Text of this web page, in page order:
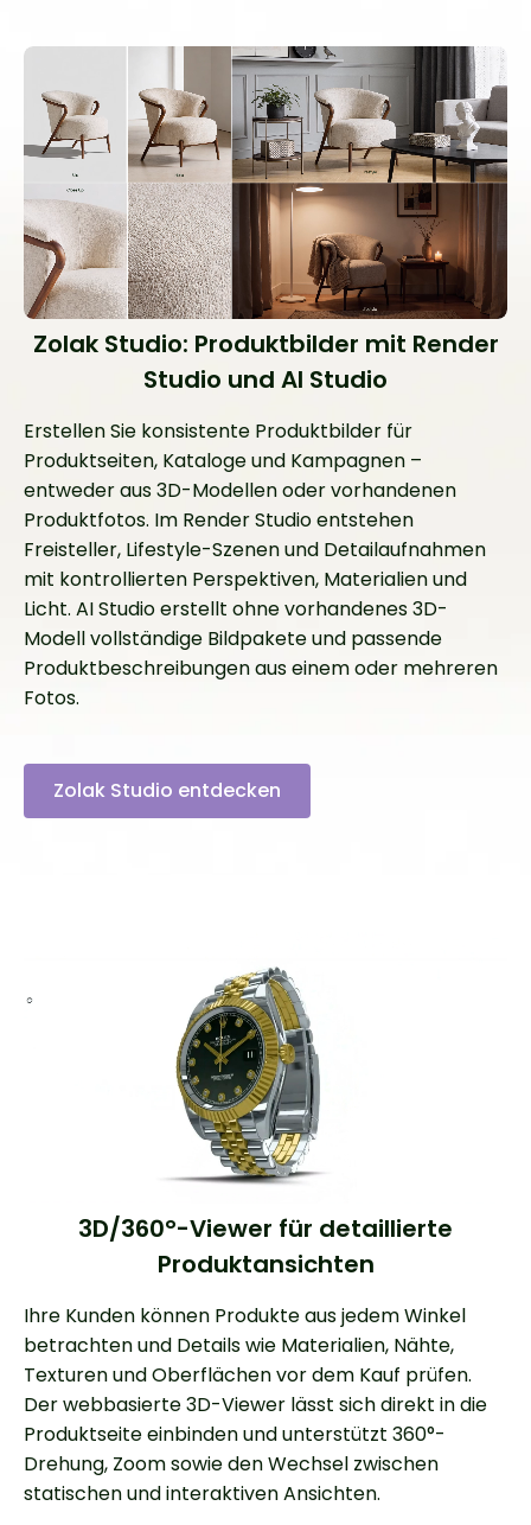
Zolak Studio: Produktbilder mit Render
Studio und AI Studio
Erstellen Sie konsistente Produktbilder für
Produktseiten, Kataloge und Kampagnen –
entweder aus 3D-Modellen oder vorhandenen
Produktfotos. Im Render Studio entstehen
Freisteller, Lifestyle-Szenen und Detailaufnahmen
mit kontrollierten Perspektiven, Materialien und
Licht. AI Studio erstellt ohne vorhandenes 3D-
Modell vollständige Bildpakete und passende
Produktbeschreibungen aus einem oder mehreren
Fotos.
Zolak Studio entdecken
3D/360°-Viewer für detaillierte
Produktansichten
Ihre Kunden können Produkte aus jedem Winkel
betrachten und Details wie Materialien, Nähte,
Texturen und Oberflächen vor dem Kauf prüfen.
Der webbasierte 3D-Viewer lässt sich direkt in die
Produktseite einbinden und unterstützt 360°-
Drehung, Zoom sowie den Wechsel zwischen
statischen und interaktiven Ansichten.